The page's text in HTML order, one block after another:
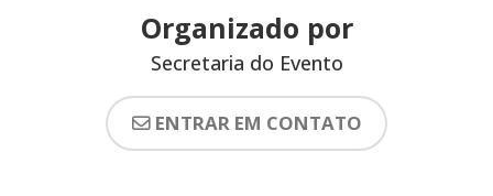
Organizado por
Secretaria do Evento
ENTRAR EM CONTATO